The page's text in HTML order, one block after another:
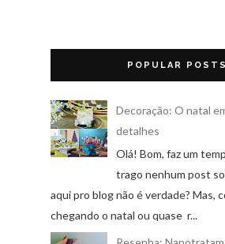
POPULAR POSTS
Decoração: O natal
detalhes
Olá! Bom, faz um
trago nenhum post
aqui pro blog não é verdade? Mas,
chegando o natal ou quase r...